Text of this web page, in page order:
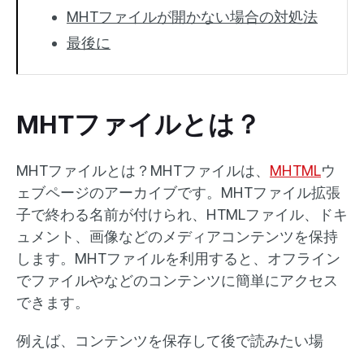
MHTファイルが開かない場合の対処法
最後に
MHTファイルとは？
MHTファイルとは？MHTファイルは、 MHTMLウ
ェブページのアーカイブです。MHTファイル拡張
子で終わる名前が付けられ、HTMLファイル、ドキ
ュメント、画像などのメディアコンテンツを保持
します。MHTファイルを利用すると、オフライン
でファイルやなどのコンテンツに簡単にアクセス
できます。
例えば、コンテンツを保存して後で読みたい場